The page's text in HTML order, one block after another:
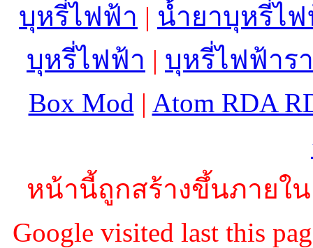
บุหรี่ไฟฟ้า | น้ำยาบุหรี่ไ
บุหรี่ไฟฟ้า | บุหรี่ไฟฟ้าร
Box Mod | Atom RDA
หน้านี้ถูกสร้างขึ้นภายใน
Google visited last this